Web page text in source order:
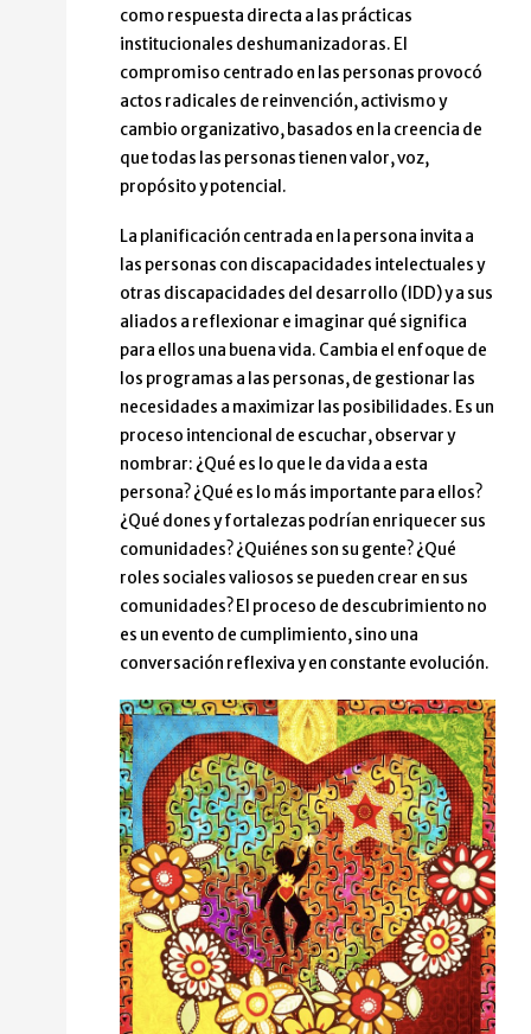
como respuesta directa a las prácticas
institucionales deshumanizadoras. El
compromiso centrado en las personas provocó
actos radicales de reinvención, activismo y
cambio organizativo, basados en la creencia de
que todas las personas tienen valor, voz,
propósito y potencial.
La planificación centrada en la persona invita a
las personas con discapacidades intelectuales y
otras discapacidades del desarrollo (IDD) y a sus
aliados a reflexionar e imaginar qué significa
para ellos una buena vida. Cambia el enfoque de
los programas a las personas, de gestionar las
necesidades a maximizar las posibilidades. Es un
proceso intencional de escuchar, observar y
nombrar: ¿Qué es lo que le da vida a esta
persona? ¿Qué es lo más importante para ellos?
¿Qué dones y fortalezas podrían enriquecer sus
comunidades? ¿Quiénes son su gente? ¿Qué
roles sociales valiosos se pueden crear en sus
comunidades? El proceso de descubrimiento no
es un evento de cumplimiento, sino una
conversación reflexiva y en constante evolución.